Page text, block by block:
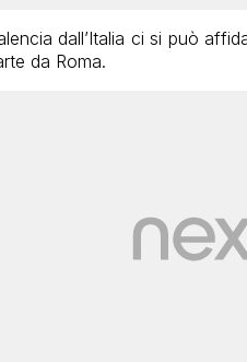
dall’Italia ci si può
da Roma.